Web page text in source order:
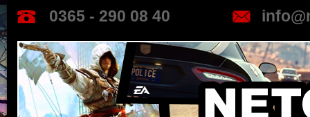
0365 - 290 08 40